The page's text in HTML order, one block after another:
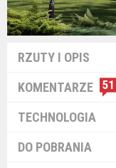
RZUTY I OPIS
KOMENTARZE
51
TECHNOLOGIA
DO POBRANIA